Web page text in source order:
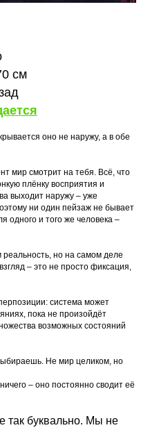
см
оно не наружу, а в обе
мир смотрит на тебя. Всё, что
плёнку восприятия и
выходит наружу – уже
ни один пейзаж не бывает
одного и того же человека –
но на самом деле
– это не просто фиксация,
система может
пока не произойдёт
возможных состояний
Не мир целиком, но
– оно постоянно сводит её
так буквально. Мы не